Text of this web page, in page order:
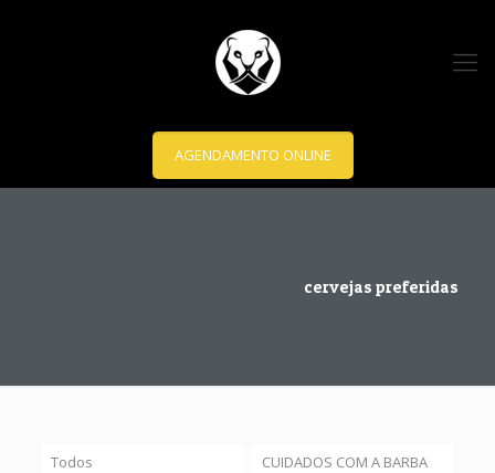
AGENDAMENTO ONLINE
cervejas preferidas
Todos CUIDADOS COM A BARBA